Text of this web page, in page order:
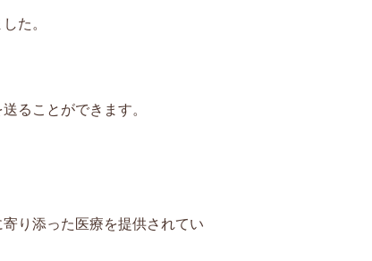
ました。
ることができます。
り添った医療を提供されてい